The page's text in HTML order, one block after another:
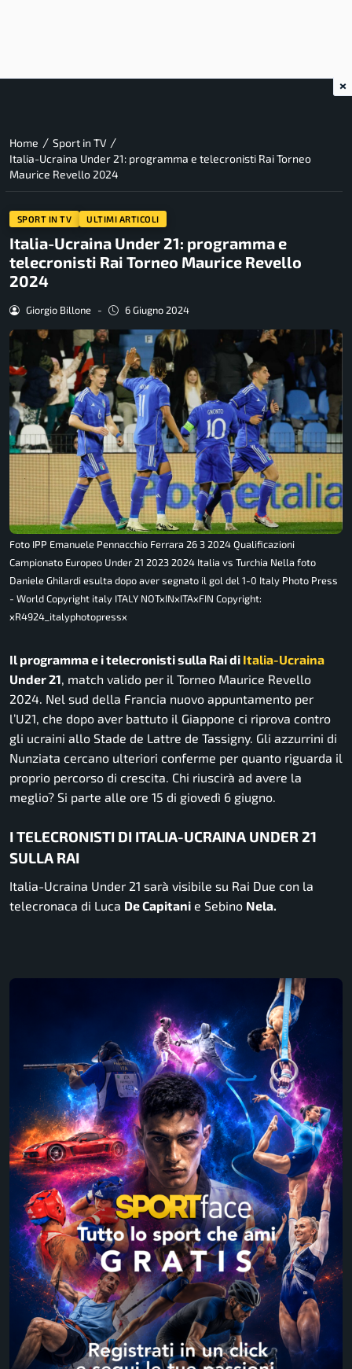
Home / Sport in TV /
Italia-Ucraina Under 21: programma e telecronisti Rai Torneo
Maurice Revello 2024
SPORT IN TV ULTIMI ARTICOLI
Italia-Ucraina Under 21: programma e
telecronisti Rai Torneo Maurice Revello
2024
Giorgio Billone - 6 Giugno 2024
Foto IPP Emanuele Pennacchio Ferrara 26 3 2024 Qualificazioni
Campionato Europeo Under 21 2023 2024 Italia vs Turchia Nella foto
Daniele Ghilardi esulta dopo aver segnato il gol del 1-0 Italy Photo Press
- World Copyright italy ITALY NOTxINxITAxFIN Copyright:
xR4924_italyphotopressx
Il programma e i telecronisti sulla Rai di Italia-Ucraina
Under 21, match valido per il Torneo Maurice Revello
2024. Nel sud della Francia nuovo appuntamento per
l’U21, che dopo aver battuto il Giappone ci riprova contro
gli ucraini allo Stade de Lattre de Tassigny. Gli azzurrini di
Nunziata cercano ulteriori conferme per quanto riguarda il
proprio percorso di crescita. Chi riuscirà ad avere la
meglio? Si parte alle ore 15 di giovedì 6 giugno.
I TELECRONISTI DI ITALIA-UCRAINA UNDER 21
SULLA RAI
Italia-Ucraina Under 21 sarà visibile su Rai Due con la
telecronaca di Luca De Capitani e Sebino Nela.
×